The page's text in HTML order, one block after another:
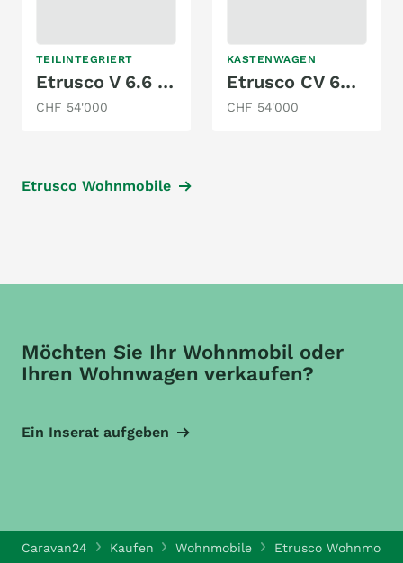
TEILINTEGRIERT
Etrusco V 6.6 SF
CHF 54'000
KASTENWAGEN
Etrusco CV 600 DB
CHF 54'000
Etrusco Wohnmobile
Möchten Sie Ihr Wohnmobil oder
Ihren Wohnwagen verkaufen?
Ein Inserat aufgeben
Caravan24 Kaufen Wohnmobile Etrusco Wohnmobile